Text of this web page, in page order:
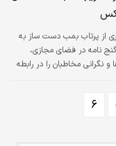
از پرتاب بمب دست ساز به
نامه در فضای مجازی،
نگرانی مخاطبان را در رابطه
۶